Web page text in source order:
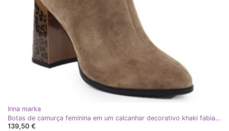
Inna marka
Botas de camurça feminina em um calcanhar decorativo khaki fabiani 9210 verde
139,50 €